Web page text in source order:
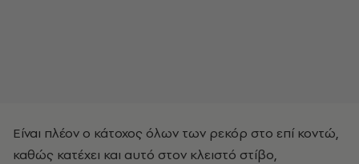
Είναι πλέον ο κάτοχος όλων των ρεκόρ στο επί κοντώ,
καθώς κατέχει και αυτό στον κλειστό στίβο,